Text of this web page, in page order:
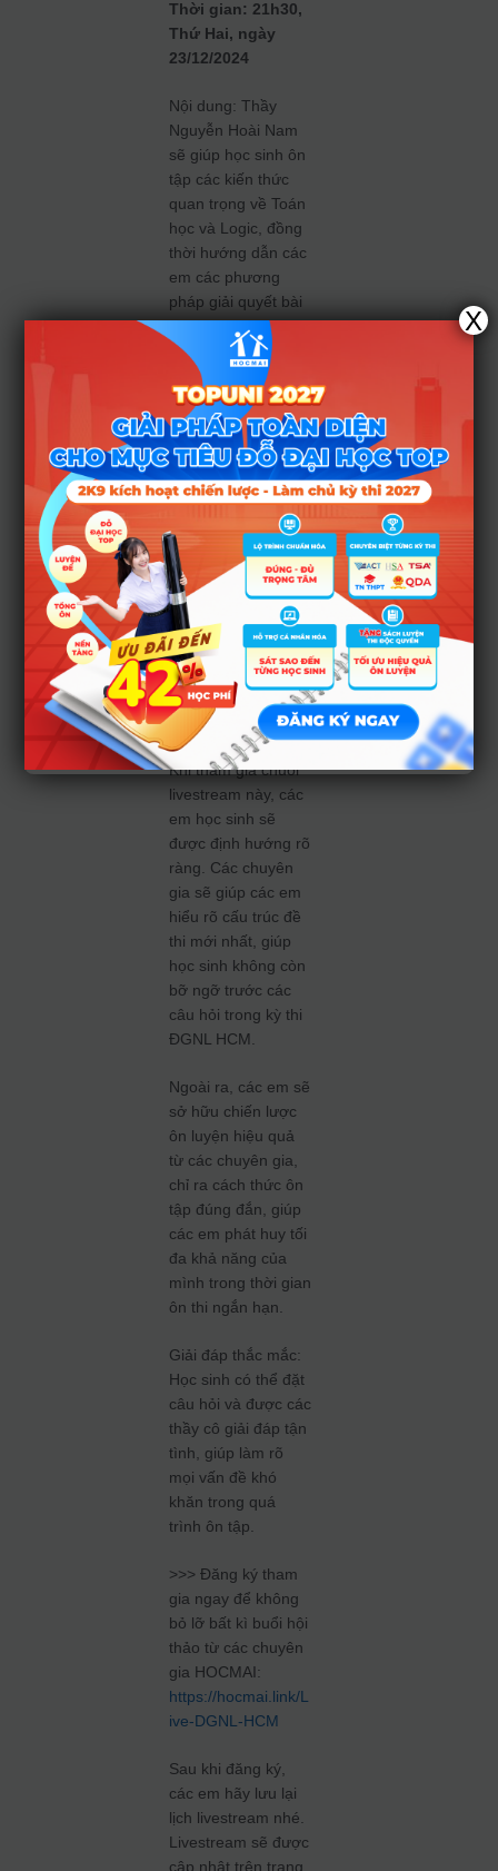
Thời gian: 21h30,
Thứ Hai, ngày
23/12/2024
Nội dung: Thầy
Nguyễn Hoài Nam
sẽ giúp học sinh ôn
tập các kiến thức
quan trọng về Toán
học và Logic, đồng
thời hướng dẫn các
em các phương
pháp giải quyết bài
toán nhanh và
chính xác, đặc biệt
là các bài toán về
xử lý số liệu – một
phần không thể
thiếu trong kỳ thi
ĐGNL HCM.
Tham gia
chuỗi
livestrea
m, PHHS
sẽ nhận
được gì?
Khi tham gia chuỗi
livestream này, các
em học sinh sẽ
được định hướng rõ
ràng. Các chuyên
gia sẽ giúp các em
hiểu rõ cấu trúc đề
thi mới nhất, giúp
học sinh không còn
bỡ ngỡ trước các
câu hỏi trong kỳ thi
ĐGNL HCM.
Ngoài ra, các em sẽ
sở hữu chiến lược
ôn luyện hiệu quả
từ các chuyên gia,
chỉ ra cách thức ôn
tập đúng đắn, giúp
các em phát huy tối
đa khả năng của
mình trong thời gian
ôn thi ngắn hạn.
Giải đáp thắc mắc:
Học sinh có thể đặt
câu hỏi và được các
thầy cô giải đáp tận
tình, giúp làm rõ
mọi vấn đề khó
khăn trong quá
trình ôn tập.
>>> Đăng ký tham
gia ngay để không
bỏ lỡ bất kì buổi hội
thảo từ các chuyên
gia HOCMAI:
https://hocmai.link/L
ive-DGNL-HCM
Sau khi đăng ký,
các em hãy lưu lại
lịch livestream nhé.
Livestream sẽ được
cập nhật trên trang
X